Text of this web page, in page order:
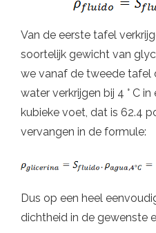
Van de eerste tafel
soortelijk gewicht van
we vanaf de tweede tafel
water verkrijgen bij 4 ° C
kubieke voet, dat is 62.4
vervangen in de formule:
Dus op een heel
dichtheid in de gewenste